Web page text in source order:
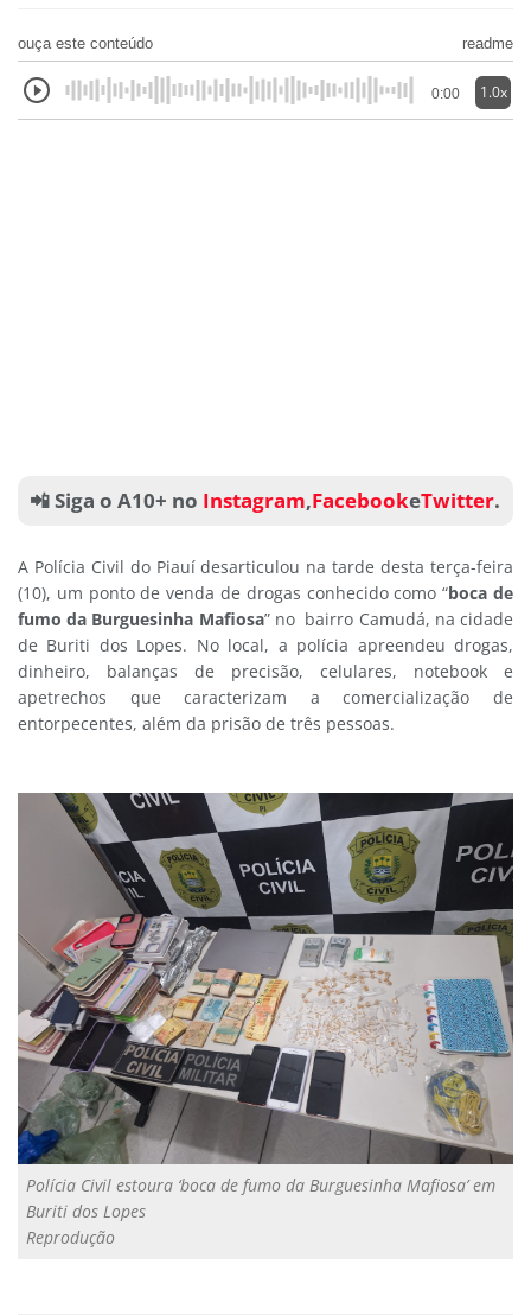
ouça este conteúdo readme
0:00 1.0x
📲 Siga o A10+ no Instagram,FacebookeTwitter.
A Polícia Civil do Piauí desarticulou na tarde desta terça-feira
(10), um ponto de venda de drogas conhecido como “boca de
fumo da Burguesinha Mafiosa” no bairro Camudá, na cidade
de Buriti dos Lopes. No local, a polícia apreendeu drogas,
dinheiro, balanças de precisão, celulares, notebook e
apetrechos que caracterizam a comercialização de
entorpecentes, além da prisão de três pessoas.
Polícia Civil estoura ‘boca de fumo da Burguesinha Mafiosa’ em
Buriti dos Lopes
Reprodução